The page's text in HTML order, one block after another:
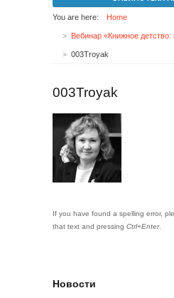
You are here: Home
Вебинар «Книжное
003Troyak
003Troyak
If you have found a spelling error,
that text and pressing Ctrl+Enter.
Новости